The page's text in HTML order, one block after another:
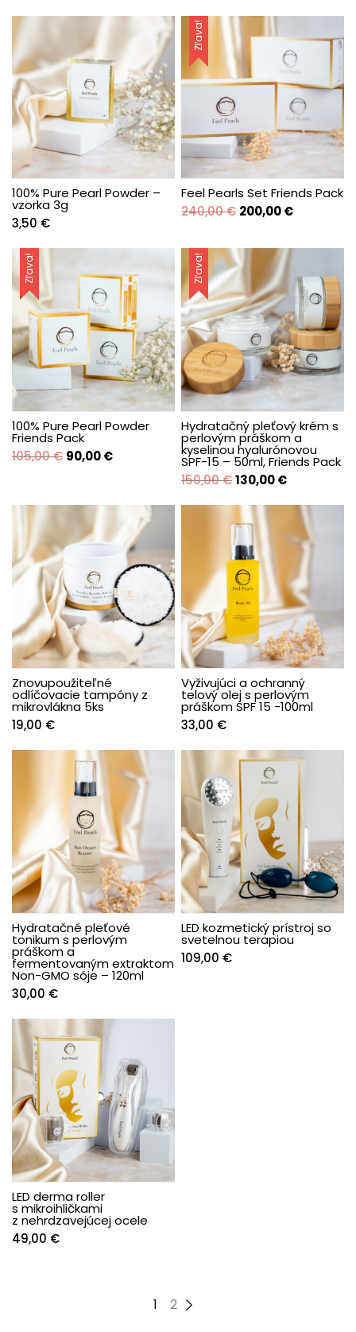
100% Pure Pearl Powder –
vzorka 3g
3,50 €
Zľava!
Feel Pearls Set Friends Pack
240,00€ Pôvodná
bola:
240,00 €.
200,00€Aktuálna
je:
Zľava!
100% Pure Pearl Powder
Friends Pack
105,00€ Pôvodná
105,00 €.
90,00€Aktuálna
90,00 €.
Zľava!
Hydratačný pleťový krém s
perlovým práškom a
kyselinou hyalurónovou
SPF-15 – 50ml, Friends Pack
150,00€Pôvodná
bola:
150,00 €.
130,00€Aktuálna
130,00 €.
Znovupoužiteľné
odlíčovacie tampóny z
mikrovlákna 5ks
19,00 €
Vyživujúci a ochranný
telový olej s perlovým
práškom SPF 15 -100ml
33,00 €
Hydratačné pleťové
tonikum s perlovým
práškom a
fermentovaným extraktom
Non-GMO sóje – 120ml
30,00 €
LED kozmetický prístroj so
svetelnou terapiou
109,00 €
LED derma roller
s mikroihličkami
z nehrdzavejúcej ocele
49,00 €
1 2 →